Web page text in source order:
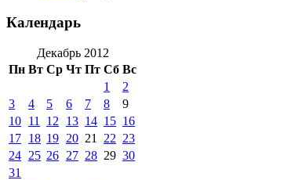
Календарь
Декабрь 2012
Пн Вт Ср Чт Пт Сб Вс
1
2
3
4 5 6 7 8
9
10 11 12 13 14 15 16
17 18 19 20 21 22 23
24 25 26 27 28 29 30
31